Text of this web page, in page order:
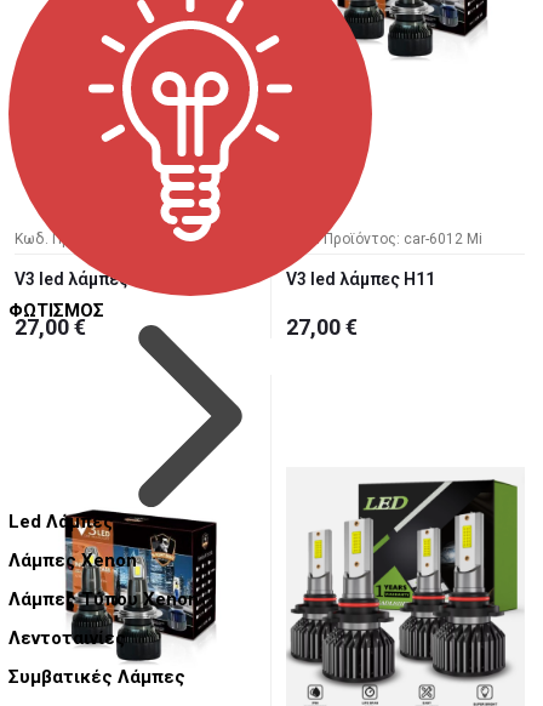
ΦΩΤΙΣΜΟΣ
Led Λάμπες
Λάμπες Xenon
Λάμπες Τύπου Xenon
Λεντοταινίες
Συμβατικές Λάμπες
Κωδ. Προϊόντος: car-6013 Mi
V3 led λάμπες H1
27,00 €
Κωδ. Προϊόντος: car-6012 Mi
V3 led λάμπες H11
27,00 €